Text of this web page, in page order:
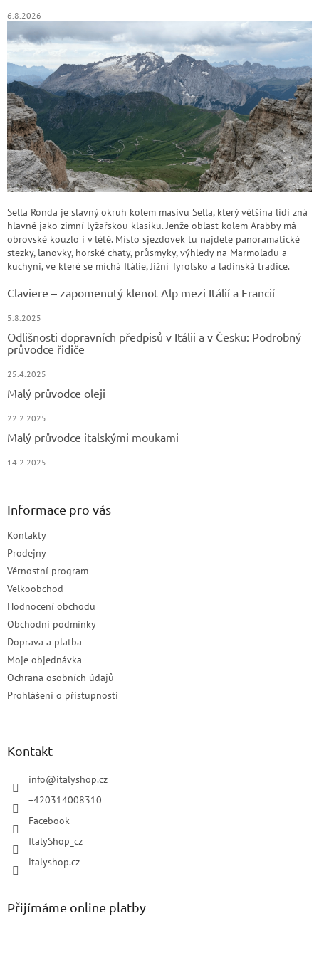
6.8.2026
Sella Ronda je slavný okruh kolem masivu Sella, který většina lidí zná
hlavně jako zimní lyžařskou klasiku. Jenže oblast kolem Arabby má
obrovské kouzlo i v létě. Místo sjezdovek tu najdete panoramatické
stezky, lanovky, horské chaty, průsmyky, výhledy na Marmoladu a
kuchyni, ve které se míchá Itálie, Jižní Tyrolsko a ladinská tradice.
Claviere – zapomenutý klenot Alp mezi Itálií a Francií
5.8.2025
Odlišnosti dopravních předpisů v Itálii a v Česku: Podrobný
průvodce řidiče
25.4.2025
Malý průvodce oleji
22.2.2025
Malý průvodce italskými moukami
14.2.2025
Informace pro vás
Kontakty
Prodejny
Věrnostní program
Velkoobchod
Hodnocení obchodu
Obchodní podmínky
Doprava a platba
Moje objednávka
Ochrana osobních údajů
Prohlášení o přístupnosti
Kontakt
info@italyshop.cz
+420314008310
Facebook
ItalyShop_cz
italyshop.cz
Přijímáme online platby